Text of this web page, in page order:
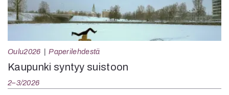
Oulu2026 Paperilehdestä
Kaupunki syntyy suistoon
2–3/2026